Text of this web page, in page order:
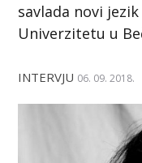
savlada novi
Univerzitetu u
INTERVJU 06. 09. 2018.